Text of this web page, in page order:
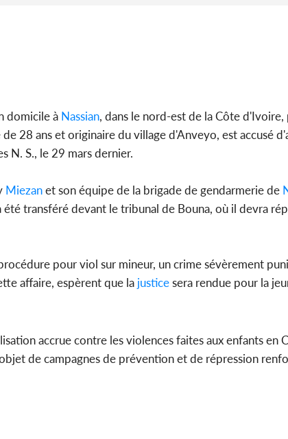
domicile à Nassian, dans le nord-est de la Côte
28 ans et originaire du village d'Anveyo, est accusé
N. S., le 29 mars dernier.
Miezanet son équipe de la brigade de gendarmerie de
été transféré devant le tribunal de Bouna, où il devra
pour viol sur mineur, un crime sévèrement
affaire, espèrent que la justicesera rendue pour la
accrue contre les violences faites aux enfants en
de campagnes de prévention et de répression